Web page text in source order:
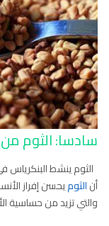
سادسا: الثوم
الثوم ينشط البنكرياس
أنالثوميحسن إفراز
والتي تزيد من حساسية